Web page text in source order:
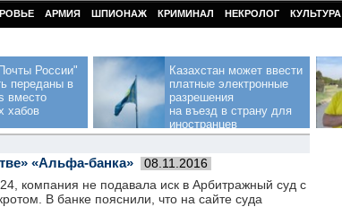
АРМИЯ ШПИОНАЖ КРИМИНАЛ НЕКРОЛОГ КУЛЬТУРА
России"
переданы в
вместо
хабов
Казахстан может ввести
платные электронные
разрешения
на въезд в страну для
иностранцев
«Альфа-банка» 08.11.2016
компания не подавала иск в Арбитражный суд с
В банке пояснили, что на сайте суда